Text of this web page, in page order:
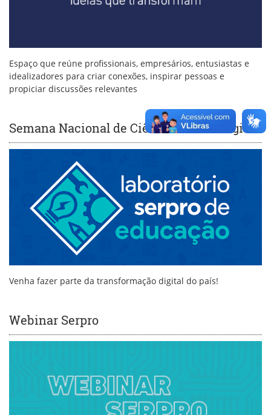
Espaço que reúne profissionais, empresários, entusiastas e
idealizadores para criar conexões, inspirar pessoas e
propiciar discussões relevantes
Semana Nacional de Ciência e Tecnologia
Venha fazer parte da transformação digital do país!
Webinar Serpro